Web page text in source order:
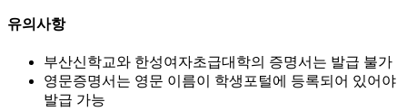
유의사항
부산신학교와 한성여자초급대학의 증명서는 발급 불가
영문증명서는 영문 이름이 학생포털에 등록되어 있어야
발급 가능